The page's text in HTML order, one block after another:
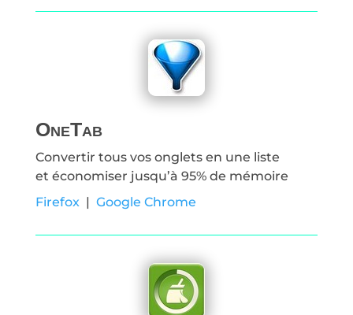
OneTab
Convertir tous vos onglets en une liste
et économiser jusqu’à 95% de mémoire
Firefox| Google Chrome